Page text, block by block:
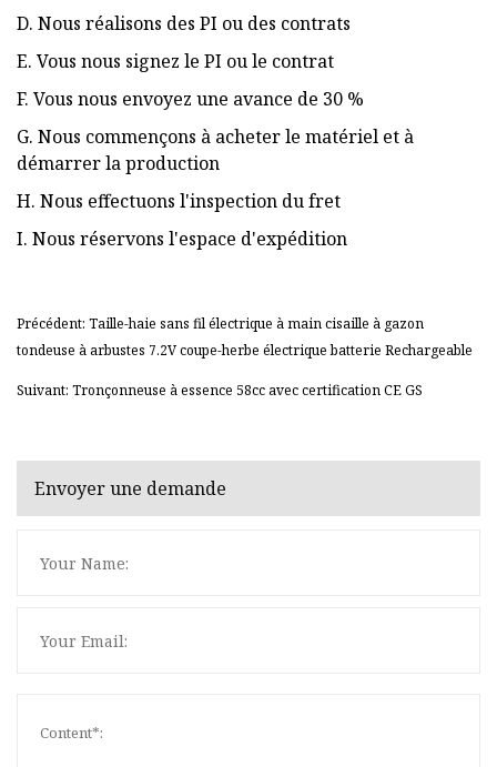
D. Nous réalisons des PI ou des contrats
E. Vous nous signez le PI ou le contrat
F. Vous nous envoyez une avance de 30 %
G. Nous commençons à acheter le matériel et à
démarrer la production
H. Nous effectuons l'inspection du fret
I. Nous réservons l'espace d'expédition
Précédent: Taille-haie sans fil électrique à main cisaille à gazon
tondeuse à arbustes 7.2V coupe-herbe électrique batterie Rechargeable
Suivant: Tronçonneuse à essence 58cc avec certification CE GS
Envoyer une demande